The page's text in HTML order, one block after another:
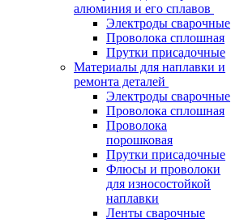
алюминия и его сплавов
Электроды сварочные
Проволока сплошная
Прутки присадочные
Материалы для наплавки и
ремонта деталей
Электроды сварочные
Проволока сплошная
Проволока
порошковая
Прутки присадочные
Флюсы и проволоки
для износостойкой
наплавки
Ленты сварочные